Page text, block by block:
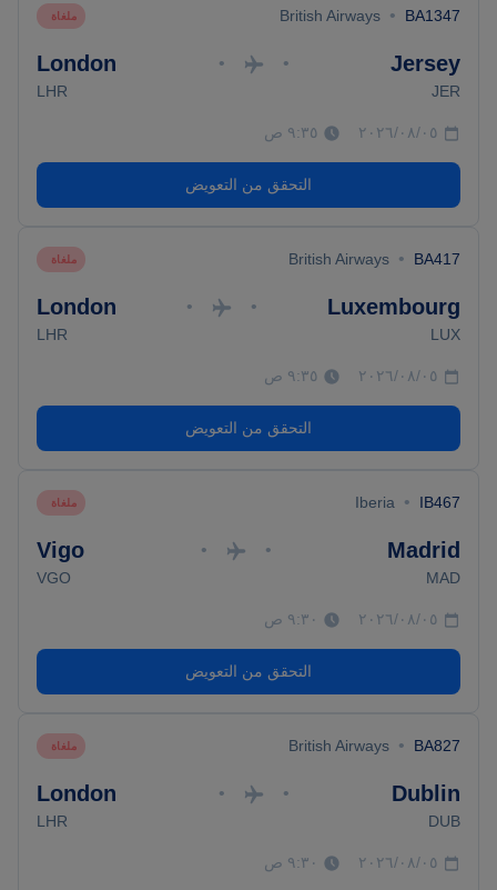
BA1347
•
British Airways ملغاة
Jersey
•
•
London
JER
LHR
٠٥‏/٠٨‏/٢٠٢٦ ٩:٣٥ ص
التحقق من التعويض
BA417
•
British Airways ملغاة
Luxembourg
•
•
London
LUX
LHR
٠٥‏/٠٨‏/٢٠٢٦ ٩:٣٥ ص
التحقق من التعويض
IB467
•
Iberia ملغاة
Madrid
•
•
Vigo
MAD
VGO
٠٥‏/٠٨‏/٢٠٢٦ ٩:٣٠ ص
التحقق من التعويض
BA827
•
British Airways ملغاة
Dublin
•
•
London
DUB
LHR
٠٥‏/٠٨‏/٢٠٢٦ ٩:٣٠ ص